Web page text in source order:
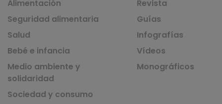
Alimentación
Seguridad alimentaria
Salud
Bebé e infancia
Medio ambiente y
solidaridad
Sociedad y consumo
Revista
Guías
Infografías
Vídeos
Monográficos